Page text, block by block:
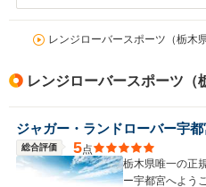
レンジローバースポーツ（栃木
レンジローバースポーツ（
ジャガー・ランドローバー宇都
総合評価 5点
栃木県唯一の正
ー宇都宮へよう